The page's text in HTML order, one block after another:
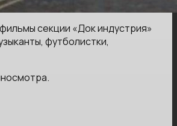
секции «Док индустрия»
футболистки,